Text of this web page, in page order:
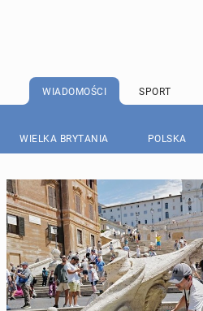
WIADOMOŚCI SPORT
WIELKA BRYTANIA POLSKA